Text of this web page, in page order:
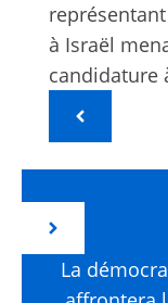
à Israël
candidature
La